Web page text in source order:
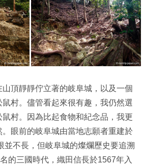
頂靜靜佇立著的岐阜城，以及一個
村。儘管看起來很有趣，我仍然選
村。因為比起食物和紀念品，我更
眼前的岐阜城由當地志願者重建於
並不長，但岐阜城的燦爛歷史要追溯
的三國時代，織田信長於1567年入